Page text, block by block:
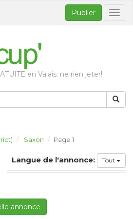
Publier
en Valais: ne rien jeter!
Saxon Page 1
Langue de l'annonce: Tout
annonce